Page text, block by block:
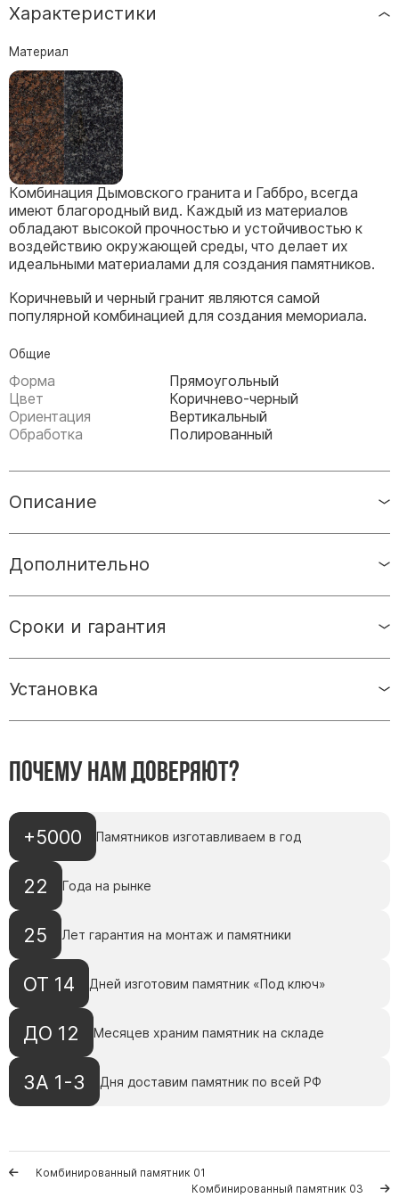
Скульптуры, барельефы и бюсты из бронзы
Памятники с фотокерамикой
Памятники женщине
Памятники маме
Памятники жене
Памятники дочери
Памятники дедушке
Памятники мужу
Памятники отцу
Памятники вертикальные
Памятники Православные
Памятники с воздушным креcтом
Памятники черные
Памятники в виде дерева
Памятники в форме волны
Памятники ростовые
Флагштоки
Мемориальные доски
Характеристики
Материал
Комбинация Дымовского гранита и Габбро, всегда
имеют благородный вид. Каждый из материалов
обладают высокой прочностью и устойчивостью к
воздействию окружающей среды, что делает их
идеальными материалами для создания памятников.
Коричневый и черный гранит являются самой
популярной комбинацией для создания мемориала.
Общие
Форма
Прямоугольный
Цвет
Коричнево-черный
Ориентация
Вертикальный
Обработка
Полированный
Описание
Дополнительно
Сроки и гарантия
Установка
Почему нам доверяют?
+5000 Памятников изготавливаем в год
22 Года на рынке
25 Лет гарантия на монтаж и памятники
ОТ 14 Дней изготовим памятник «Под ключ»
ДО 12 Месяцев храним памятник на складе
ЗА 1-3 Дня доставим памятник по всей РФ
Комбинированный памятник 01
Комбинированный памятник 03